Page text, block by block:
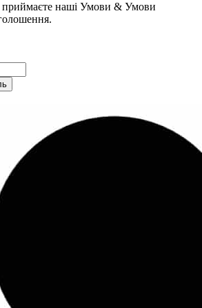
наші Умови & Умови